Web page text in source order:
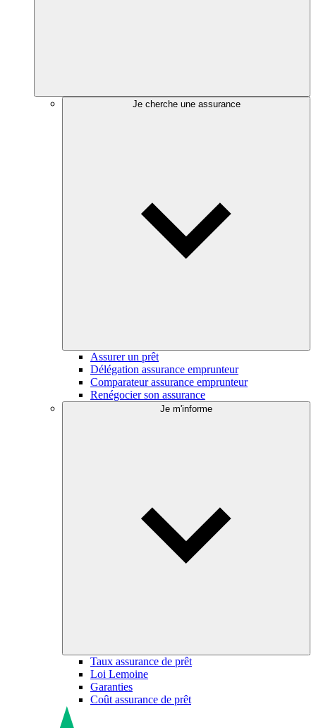
Je cherche une assurance
Assurer un prêt
Délégation assurance emprunteur
Comparateur assurance emprunteur
Renégocier son assurance
Je m'informe
Taux assurance de prêt
Loi Lemoine
Garanties
Coût assurance de prêt